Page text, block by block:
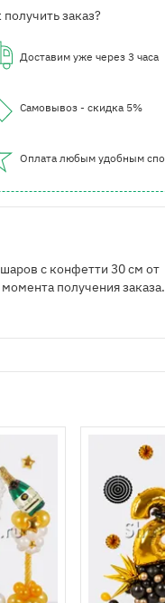
получить заказ?
Доставим уже через 3 часа
Самовывоз - скидка 5%
Оплата любым удобным
с конфетти 30 см от
получения заказа.